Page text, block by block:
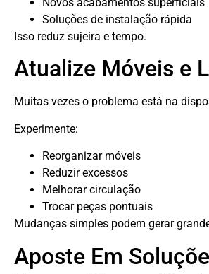
Soluções de instalação rápida
Isso reduz sujeira e tempo.
Atualize Móveis e
Muitas vezes o problema está na
Experimente:
Reorganizar móveis
Reduzir excessos
Melhorar circulação
Trocar peças pontuais
Mudanças simples podem gerar
Aposte Em